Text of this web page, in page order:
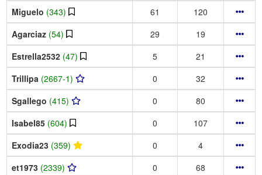
Miguelo (343) 61
120
Agarciaz (54) 29
19
Estrella2532 (47) 5
21
Trillipa (2667-1) 0
32
Sgallego (415) 0
80
Isabel85 (604) 0
107
Exodia23 (359) 0
4
et1973 (2339) 0
68